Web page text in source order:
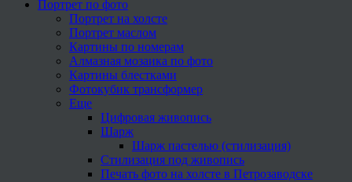
Портрет по фото
Портрет на холсте
Портрет маслом
Картины по номерам
Алмазная мозаика по фото
Картины блестками
Фотокубик трансформер
Еще
Цифровая живопись
Шарж
Шарж пастелью (стилизация)
Стилизация под живопись
Печать фото на холсте в Петрозаводске